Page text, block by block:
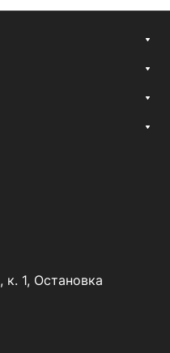
к. 1, Остановка